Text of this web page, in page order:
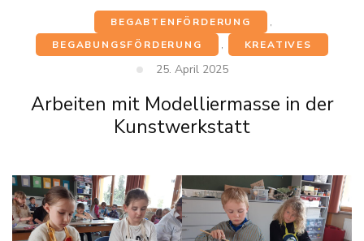
BEGABTENFÖRDERUNG
,
BEGABUNGSFÖRDERUNG
, KREATIVES
25. April 2025
Arbeiten mit Modelliermasse in der
Kunstwerkstatt